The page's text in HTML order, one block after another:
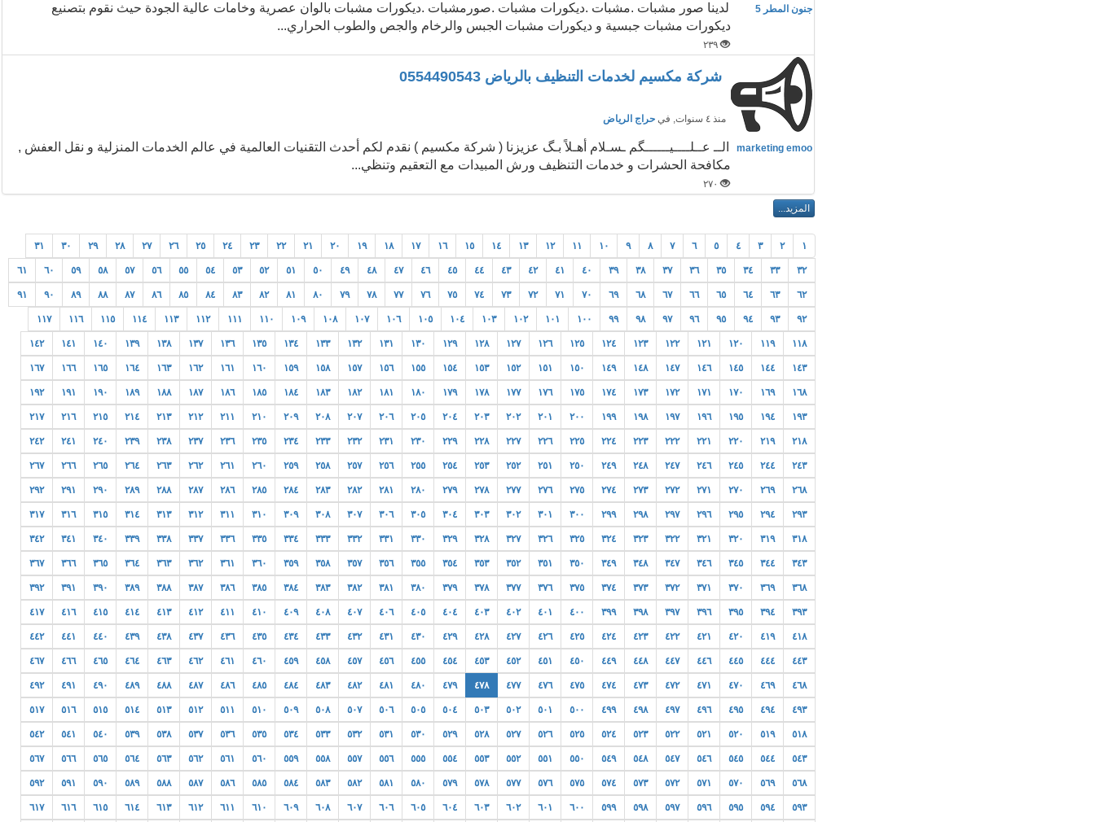
جنون المطر 5
لدينا صور مشبات .مشبات .ديكورات مشبات .صورمشبات .ديكورات مشبات بالوان عصرية وخامات عالية الجودة حيث نقوم بتصنيع
ديكورات مشبات جبسية و ديكورات مشبات الجبس والرخام والجص والطوب الحراري...
٢٣٩
شركة مكسيم لخدمات التنظيف بالرياض 0554490543
منذ ٤ سنوات , فيحراج الرياض
marketing emoo
الــ عــلــــيــــــگم ـسـلام أهـلاً بـگ عزيزنا ( شركة مكسيم ) نقدم لكم أحدث التقنيات العالمية في عالم الخدمات المنزلية و نقل العفش ,
مكافحة الحشرات و خدمات التنظيف ورش المبيدات مع التعقيم وتنظي...
٢٧٠
١ ٢ ٣ ٤ ٥ ٦ ٧ ٨ ٩ ١٠ ١١ ١٢ ١٣ ١٤ ١٥ ١٦ ١٧ ١٨ ١٩ ٢٠ ٢١ ٢٢ ٢٣ ٢٤ ٢٥ ٢٦ ٢٧ ٢٨ ٢٩ ٣٠ ٣١
٣٢ ٣٣ ٣٤ ٣٥ ٣٦ ٣٧ ٣٨ ٣٩ ٤٠ ٤١ ٤٢ ٤٣ ٤٤ ٤٥ ٤٦ ٤٧ ٤٨ ٤٩ ٥٠ ٥١ ٥٢ ٥٣ ٥٤ ٥٥ ٥٦ ٥٧ ٥٨ ٥٩ ٦٠ ٦١
٦٢ ٦٣ ٦٤ ٦٥ ٦٦ ٦٧ ٦٨ ٦٩ ٧٠ ٧١ ٧٢ ٧٣ ٧٤ ٧٥ ٧٦ ٧٧ ٧٨ ٧٩ ٨٠ ٨١ ٨٢ ٨٣ ٨٤ ٨٥ ٨٦ ٨٧ ٨٨ ٨٩ ٩٠ ٩١
٩٢ ٩٣ ٩٤ ٩٥ ٩٦ ٩٧ ٩٨ ٩٩ ١٠٠ ١٠١ ١٠٢ ١٠٣ ١٠٤ ١٠٥ ١٠٦ ١٠٧ ١٠٨ ١٠٩ ١١٠ ١١١ ١١٢ ١١٣ ١١٤ ١١٥ ١١٦ ١١٧
١١٨ ١١٩ ١٢٠ ١٢١ ١٢٢ ١٢٣ ١٢٤ ١٢٥ ١٢٦ ١٢٧ ١٢٨ ١٢٩ ١٣٠ ١٣١ ١٣٢ ١٣٣ ١٣٤ ١٣٥ ١٣٦ ١٣٧ ١٣٨ ١٣٩ ١٤٠ ١٤١ ١٤٢
١٤٣ ١٤٤ ١٤٥ ١٤٦ ١٤٧ ١٤٨ ١٤٩ ١٥٠ ١٥١ ١٥٢ ١٥٣ ١٥٤ ١٥٥ ١٥٦ ١٥٧ ١٥٨ ١٥٩ ١٦٠ ١٦١ ١٦٢ ١٦٣ ١٦٤ ١٦٥ ١٦٦ ١٦٧
١٦٨ ١٦٩ ١٧٠ ١٧١ ١٧٢ ١٧٣ ١٧٤ ١٧٥ ١٧٦ ١٧٧ ١٧٨ ١٧٩ ١٨٠ ١٨١ ١٨٢ ١٨٣ ١٨٤ ١٨٥ ١٨٦ ١٨٧ ١٨٨ ١٨٩ ١٩٠ ١٩١ ١٩٢
١٩٣ ١٩٤ ١٩٥ ١٩٦ ١٩٧ ١٩٨ ١٩٩ ٢٠٠ ٢٠١ ٢٠٢ ٢٠٣ ٢٠٤ ٢٠٥ ٢٠٦ ٢٠٧ ٢٠٨ ٢٠٩ ٢١٠ ٢١١ ٢١٢ ٢١٣ ٢١٤ ٢١٥ ٢١٦ ٢١٧
٢١٨ ٢١٩ ٢٢٠ ٢٢١ ٢٢٢ ٢٢٣ ٢٢٤ ٢٢٥ ٢٢٦ ٢٢٧ ٢٢٨ ٢٢٩ ٢٣٠ ٢٣١ ٢٣٢ ٢٣٣ ٢٣٤ ٢٣٥ ٢٣٦ ٢٣٧ ٢٣٨ ٢٣٩ ٢٤٠ ٢٤١ ٢٤٢
٢٤٣ ٢٤٤ ٢٤٥ ٢٤٦ ٢٤٧ ٢٤٨ ٢٤٩ ٢٥٠ ٢٥١ ٢٥٢ ٢٥٣ ٢٥٤ ٢٥٥ ٢٥٦ ٢٥٧ ٢٥٨ ٢٥٩ ٢٦٠ ٢٦١ ٢٦٢ ٢٦٣ ٢٦٤ ٢٦٥ ٢٦٦ ٢٦٧
٢٦٨ ٢٦٩ ٢٧٠ ٢٧١ ٢٧٢ ٢٧٣ ٢٧٤ ٢٧٥ ٢٧٦ ٢٧٧ ٢٧٨ ٢٧٩ ٢٨٠ ٢٨١ ٢٨٢ ٢٨٣ ٢٨٤ ٢٨٥ ٢٨٦ ٢٨٧ ٢٨٨ ٢٨٩ ٢٩٠ ٢٩١ ٢٩٢
٢٩٣ ٢٩٤ ٢٩٥ ٢٩٦ ٢٩٧ ٢٩٨ ٢٩٩ ٣٠٠ ٣٠١ ٣٠٢ ٣٠٣ ٣٠٤ ٣٠٥ ٣٠٦ ٣٠٧ ٣٠٨ ٣٠٩ ٣١٠ ٣١١ ٣١٢ ٣١٣ ٣١٤ ٣١٥ ٣١٦ ٣١٧
٣١٨ ٣١٩ ٣٢٠ ٣٢١ ٣٢٢ ٣٢٣ ٣٢٤ ٣٢٥ ٣٢٦ ٣٢٧ ٣٢٨ ٣٢٩ ٣٣٠ ٣٣١ ٣٣٢ ٣٣٣ ٣٣٤ ٣٣٥ ٣٣٦ ٣٣٧ ٣٣٨ ٣٣٩ ٣٤٠ ٣٤١ ٣٤٢
٣٤٣ ٣٤٤ ٣٤٥ ٣٤٦ ٣٤٧ ٣٤٨ ٣٤٩ ٣٥٠ ٣٥١ ٣٥٢ ٣٥٣ ٣٥٤ ٣٥٥ ٣٥٦ ٣٥٧ ٣٥٨ ٣٥٩ ٣٦٠ ٣٦١ ٣٦٢ ٣٦٣ ٣٦٤ ٣٦٥ ٣٦٦ ٣٦٧
٣٦٨ ٣٦٩ ٣٧٠ ٣٧١ ٣٧٢ ٣٧٣ ٣٧٤ ٣٧٥ ٣٧٦ ٣٧٧ ٣٧٨ ٣٧٩ ٣٨٠ ٣٨١ ٣٨٢ ٣٨٣ ٣٨٤ ٣٨٥ ٣٨٦ ٣٨٧ ٣٨٨ ٣٨٩ ٣٩٠ ٣٩١ ٣٩٢
٣٩٣ ٣٩٤ ٣٩٥ ٣٩٦ ٣٩٧ ٣٩٨ ٣٩٩ ٤٠٠ ٤٠١ ٤٠٢ ٤٠٣ ٤٠٤ ٤٠٥ ٤٠٦ ٤٠٧ ٤٠٨ ٤٠٩ ٤١٠ ٤١١ ٤١٢ ٤١٣ ٤١٤ ٤١٥ ٤١٦ ٤١٧
٤١٨ ٤١٩ ٤٢٠ ٤٢١ ٤٢٢ ٤٢٣ ٤٢٤ ٤٢٥ ٤٢٦ ٤٢٧ ٤٢٨ ٤٢٩ ٤٣٠ ٤٣١ ٤٣٢ ٤٣٣ ٤٣٤ ٤٣٥ ٤٣٦ ٤٣٧ ٤٣٨ ٤٣٩ ٤٤٠ ٤٤١ ٤٤٢
٤٤٣ ٤٤٤ ٤٤٥ ٤٤٦ ٤٤٧ ٤٤٨ ٤٤٩ ٤٥٠ ٤٥١ ٤٥٢ ٤٥٣ ٤٥٤ ٤٥٥ ٤٥٦ ٤٥٧ ٤٥٨ ٤٥٩ ٤٦٠ ٤٦١ ٤٦٢ ٤٦٣ ٤٦٤ ٤٦٥ ٤٦٦ ٤٦٧
٤٦٨ ٤٦٩ ٤٧٠ ٤٧١ ٤٧٢ ٤٧٣ ٤٧٤ ٤٧٥ ٤٧٦ ٤٧٧ ٤٧٨ ٤٧٩ ٤٨٠ ٤٨١ ٤٨٢ ٤٨٣ ٤٨٤ ٤٨٥ ٤٨٦ ٤٨٧ ٤٨٨ ٤٨٩ ٤٩٠ ٤٩١ ٤٩٢
٤٩٣ ٤٩٤ ٤٩٥ ٤٩٦ ٤٩٧ ٤٩٨ ٤٩٩ ٥٠٠ ٥٠١ ٥٠٢ ٥٠٣ ٥٠٤ ٥٠٥ ٥٠٦ ٥٠٧ ٥٠٨ ٥٠٩ ٥١٠ ٥١١ ٥١٢ ٥١٣ ٥١٤ ٥١٥ ٥١٦ ٥١٧
٥١٨ ٥١٩ ٥٢٠ ٥٢١ ٥٢٢ ٥٢٣ ٥٢٤ ٥٢٥ ٥٢٦ ٥٢٧ ٥٢٨ ٥٢٩ ٥٣٠ ٥٣١ ٥٣٢ ٥٣٣ ٥٣٤ ٥٣٥ ٥٣٦ ٥٣٧ ٥٣٨ ٥٣٩ ٥٤٠ ٥٤١ ٥٤٢
٥٤٣ ٥٤٤ ٥٤٥ ٥٤٦ ٥٤٧ ٥٤٨ ٥٤٩ ٥٥٠ ٥٥١ ٥٥٢ ٥٥٣ ٥٥٤ ٥٥٥ ٥٥٦ ٥٥٧ ٥٥٨ ٥٥٩ ٥٦٠ ٥٦١ ٥٦٢ ٥٦٣ ٥٦٤ ٥٦٥ ٥٦٦ ٥٦٧
٥٦٨ ٥٦٩ ٥٧٠ ٥٧١ ٥٧٢ ٥٧٣ ٥٧٤ ٥٧٥ ٥٧٦ ٥٧٧ ٥٧٨ ٥٧٩ ٥٨٠ ٥٨١ ٥٨٢ ٥٨٣ ٥٨٤ ٥٨٥ ٥٨٦ ٥٨٧ ٥٨٨ ٥٨٩ ٥٩٠ ٥٩١ ٥٩٢
٥٩٣ ٥٩٤ ٥٩٥ ٥٩٦ ٥٩٧ ٥٩٨ ٥٩٩ ٦٠٠ ٦٠١ ٦٠٢ ٦٠٣ ٦٠٤ ٦٠٥ ٦٠٦ ٦٠٧ ٦٠٨ ٦٠٩ ٦١٠ ٦١١ ٦١٢ ٦١٣ ٦١٤ ٦١٥ ٦١٦ ٦١٧